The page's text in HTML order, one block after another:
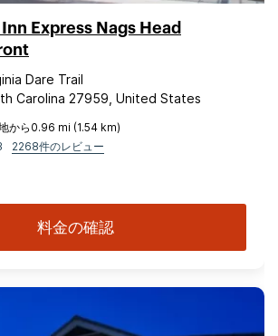
Express Nags Head
Dare Trail
Carolina 27959, United States
から0.96 mi (1.54 km)
2268件のレビュー
料金の確認